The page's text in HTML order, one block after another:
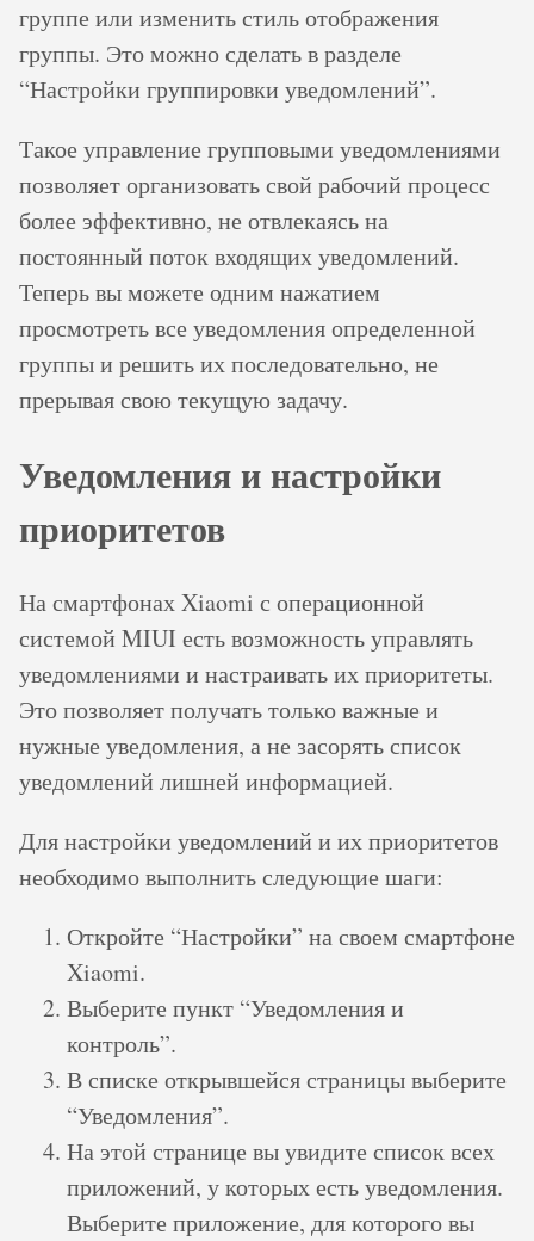
группе или изменить стиль отображения
группы. Это можно сделать в разделе
“Настройки группировки уведомлений”.
Такое управление групповыми уведомлениями
позволяет организовать свой рабочий процесс
более эффективно, не отвлекаясь на
постоянный поток входящих уведомлений.
Теперь вы можете одним нажатием
просмотреть все уведомления определенной
группы и решить их последовательно, не
прерывая свою текущую задачу.
Уведомления и настройки
приоритетов
На смартфонах Xiaomi с операционной
системой MIUI есть возможность управлять
уведомлениями и настраивать их приоритеты.
Это позволяет получать только важные и
нужные уведомления, а не засорять список
уведомлений лишней информацией.
Для настройки уведомлений и их приоритетов
необходимо выполнить следующие шаги:
Откройте “Настройки” на своем смартфоне
Xiaomi.
Выберите пункт “Уведомления и
контроль”.
В списке открывшейся страницы выберите
“Уведомления”.
На этой странице вы увидите список всех
приложений, у которых есть уведомления.
Выберите приложение, для которого вы